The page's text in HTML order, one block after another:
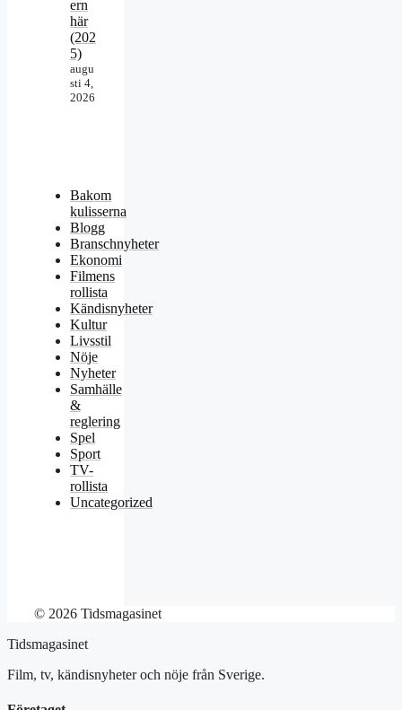
ern
här
(202
5)
augu
sti 4,
2026
Bakom
kulisserna
Blogg
Branschnyheter
Ekonomi
Filmens
rollista
Kändisnyheter
Kultur
Livsstil
Nöje
Nyheter
Samhälle
&
reglering
Spel
Sport
TV-
rollista
Uncategorized
© 2026 Tidsmagasinet
Tidsmagasinet
Film, tv, kändisnyheter och nöje från Sverige.